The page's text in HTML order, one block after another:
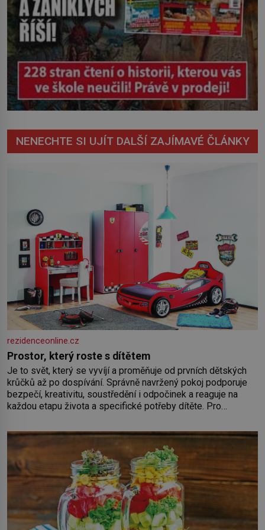
NENECHTE SI UJÍT DALŠÍ ZAJÍMAVÉ ČLÁNKY
rezidenceonline.cz
Prostor, který roste s dítětem
Je to svět, který se vyvíjí a proměňuje od prvních dětských
krůčků až po dospívání. Správně navržený pokoj podporuje
bezpečí, kreativitu, soustředění i odpočinek a reaguje na
každou etapu života a specifické potřeby dítěte. Pro
by pokoj miminka měl působit především klidně a útulně.
Předškolní věk je